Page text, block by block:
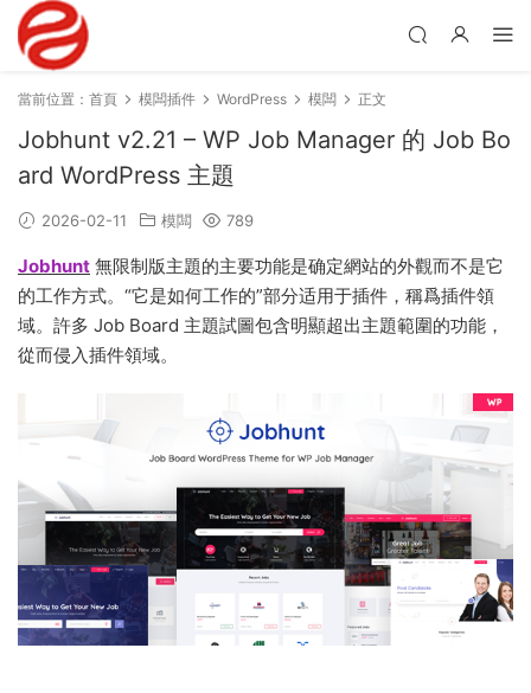
當前位置： 首頁 模闆插件 WordPress 模闆 正文
Jobhunt v2.21 – WP Job Manager 的 Job Bo
ard WordPress 主題
2026-02-11 模闆 789
Jobhunt 無限制版主題的主要功能是确定網站的外觀而不是它
的工作方式。“它是如何工作的”部分适用于插件，稱爲插件領
域。許多 Job Board 主題試圖包含明顯超出主題範圍的功能，
從而侵入插件領域。